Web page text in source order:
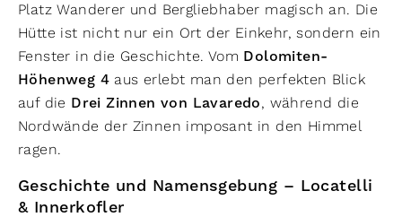
Platz Wanderer und Bergliebhaber magisch an. Die
Hütte ist nicht nur ein Ort der Einkehr, sondern ein
Fenster in die Geschichte. Vom Dolomiten-
Höhenweg 4 aus erlebt man den perfekten Blick
auf die Drei Zinnen von Lavaredo, während die
Nordwände der Zinnen imposant in den Himmel
ragen.
Geschichte und Namensgebung – Locatelli
& Innerkofler